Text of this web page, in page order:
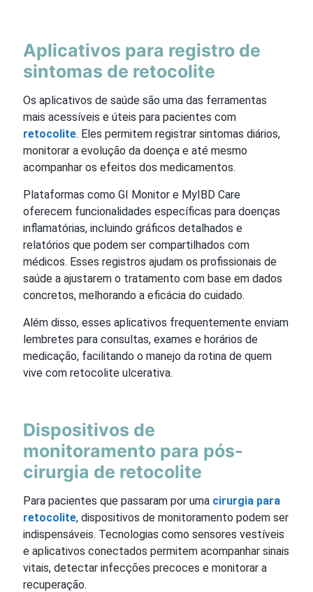
Aplicativos para registro de
sintomas de retocolite
Os aplicativos de saúde são uma das ferramentas
mais acessíveis e úteis para pacientes com
retocolite. Eles permitem registrar sintomas diários,
monitorar a evolução da doença e até mesmo
acompanhar os efeitos dos medicamentos.
Plataformas como GI Monitor e MyIBD Care
oferecem funcionalidades específicas para doenças
inflamatórias, incluindo gráficos detalhados e
relatórios que podem ser compartilhados com
médicos. Esses registros ajudam os profissionais de
saúde a ajustarem o tratamento com base em dados
concretos, melhorando a eficácia do cuidado.
Além disso, esses aplicativos frequentemente enviam
lembretes para consultas, exames e horários de
medicação, facilitando o manejo da rotina de quem
vive com retocolite ulcerativa.
Dispositivos de
monitoramento para pós-
cirurgia de retocolite
Para pacientes que passaram por uma cirurgia para
retocolite, dispositivos de monitoramento podem ser
indispensáveis. Tecnologias como sensores vestíveis
e aplicativos conectados permitem acompanhar sinais
vitais, detectar infecções precoces e monitorar a
recuperação.